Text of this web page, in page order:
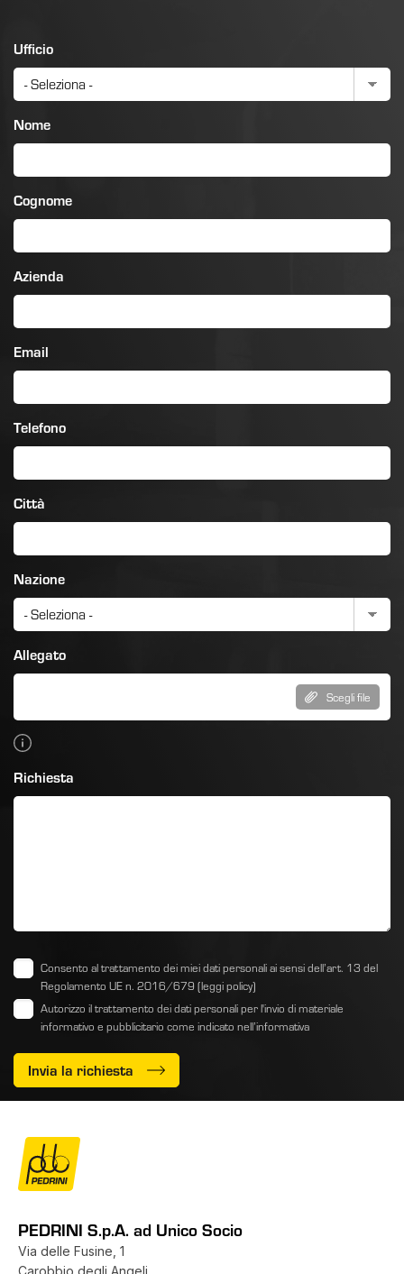
Ufficio
Nome
Cognome
Azienda
Email
Telefono
Città
Nazione
Allegato
Scegli file
Richiesta
Consento al trattamento dei miei dati personali ai sensi dell’art. 13 del
Regolamento UE n. 2016/679 (leggi policy)
Autorizzo il trattamento dei dati personali per l'invio di materiale
informativo e pubblicitario come indicato nell’informativa
Invia la richiesta
PEDRINI S.p.A. ad Unico Socio
Via delle Fusine, 1
Carobbio degli Angeli